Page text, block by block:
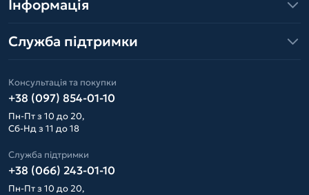
Інформація
Служба підтримки
Консультація та покупки
+38 (097) 854-01-10
Пн-Пт з 10 до 20,
Сб-Нд з 11 до 18
Служба підтримки
+38 (066) 243-01-10
Пн-Пт з 10 до 20,